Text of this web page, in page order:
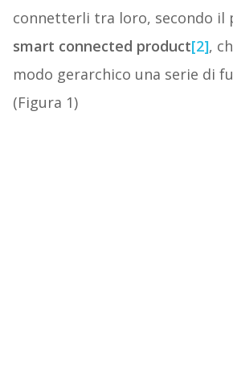
connetterli tra loro, secondo il
smart connected product[2],
modo gerarchico una serie di
(Figura 1)